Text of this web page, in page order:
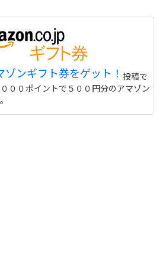
ですが この
からでも購入できますか？ また個人
入力する必要があるのでしょうか？
とこもあるので 海外のサイトって注意
個人輸入とかしてオクで偽物うって
ど
サイトを見る
ンギフト券をゲット！ 投稿で
００ポイントで５００円分のアマゾン